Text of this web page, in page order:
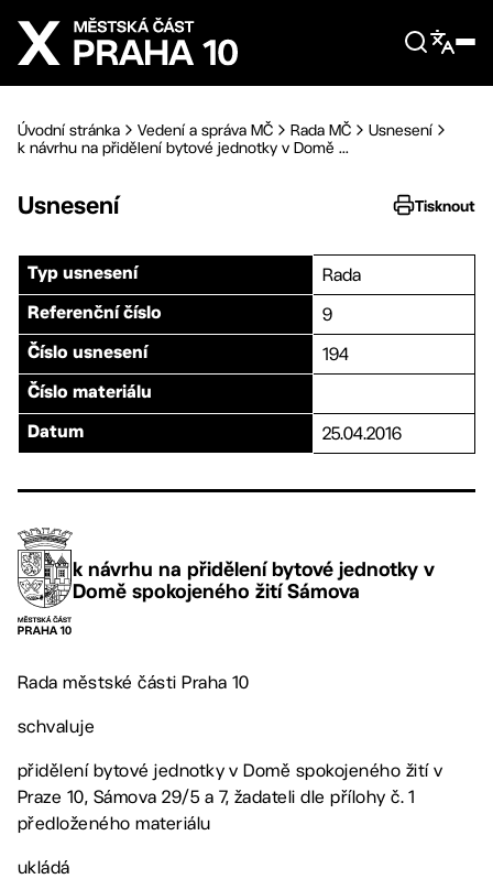
Přejít na hlavní obsah
Úvodní stránka Vedení a správa MČ Rada MČ
Usnesení
k návrhu na přidělení bytové jednotky v Domě ...
Usnesení Tisknout
Typ usnesení Rada
Referenční číslo 9
Číslo usnesení 194
Číslo materiálu
Datum 25.04.2016
k návrhu na přidělení bytové jednotky v
Domě spokojeného žití Sámova
Rada městské části Praha 10
schvaluje
přidělení bytové jednotky v Domě spokojeného žití v
Praze 10, Sámova 29/5 a 7, žadateli dle přílohy č. 1
předloženého materiálu
ukládá